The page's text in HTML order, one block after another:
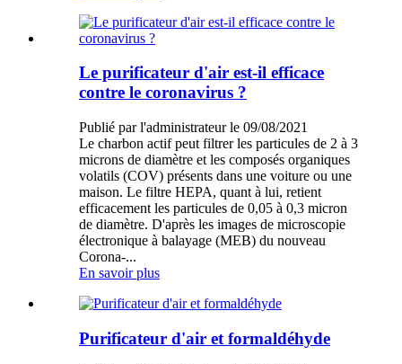
Le purificateur d'air est-il efficace
contre le coronavirus ?
Publié par l'administrateur le 09/08/2021
Le charbon actif peut filtrer les particules de 2 à 3
microns de diamètre et les composés organiques
volatils (COV) présents dans une voiture ou une
maison. Le filtre HEPA, quant à lui, retient
efficacement les particules de 0,05 à 0,3 micron
de diamètre. D'après les images de microscopie
électronique à balayage (MEB) du nouveau
Corona-...
En savoir plus
Purificateur d'air et formaldéhyde